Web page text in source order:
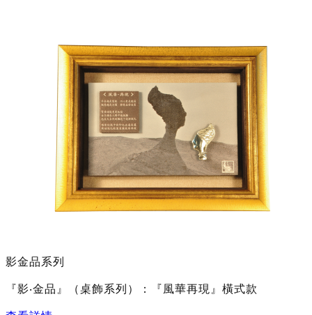
影金品系列
『影‧金品』（桌飾系列）：『風華再現』橫式款